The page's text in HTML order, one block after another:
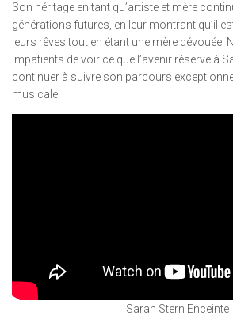
Son héritage en tant qu’artiste et mère
générations futures, en leur montrant qu’il
leurs rêves tout en étant une mère dévouée.
impatients de voir ce que l’avenir réserve à
continuer à suivre son parcours
musicale.
Sarah Stern Enceinte